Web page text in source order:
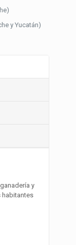
y Yucatán)
y
habitantes